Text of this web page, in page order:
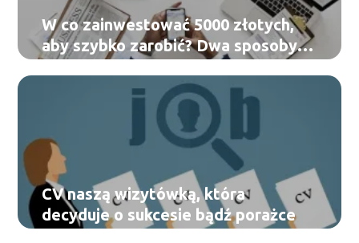
W co zainwestować 5000 złotych,
aby szybko zarobić? Dwa sposoby
CV naszą wizytówką, która
decyduje o sukcesie bądź porażce